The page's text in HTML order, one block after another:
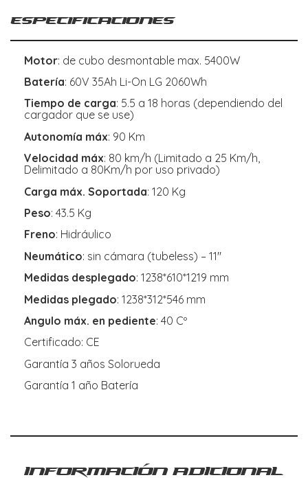
Especificaciones
Motor: de cubo desmontable max. 5400W
Batería: 60V 35Ah Li-On LG 2060Wh
Tiempo de carga: 5.5 a 18 horas (dependiendo del
cargador que se use)
Autonomía máx: 90 Km
Velocidad máx: 80 km/h (Limitado a 25 Km/h,
Delimitado a 80Km/h por uso privado)
Carga máx. Soportada: 120 Kg
Peso: 43.5 Kg
Freno: Hidráulico
Neumático: sin cámara (tubeless) – 11″
Medidas desplegado: 1238*610*1219 mm
Medidas plegado: 1238*312*546 mm
Angulo máx. en pediente: 40 Cº
Certificado: CE
Garantía 3 años Solorueda
Garantía 1 año Batería
Información adicional